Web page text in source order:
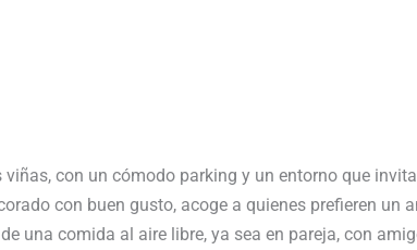
viñas, con un cómodo parking y un entorno que
con buen gusto, acoge a quienes prefieren
una comida al aire libre, ya sea en pareja, con